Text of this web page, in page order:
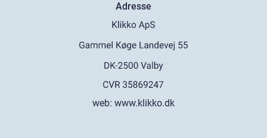
Adresse
web: www.klikko.dk